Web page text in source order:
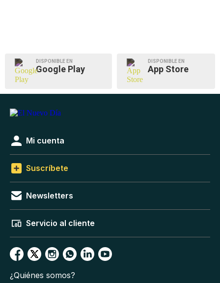
DISPONIBLE EN
Google Play
DISPONIBLE EN
App Store
Mi cuenta
Suscríbete
Newsletters
Servicio al cliente
¿Quiénes somos?